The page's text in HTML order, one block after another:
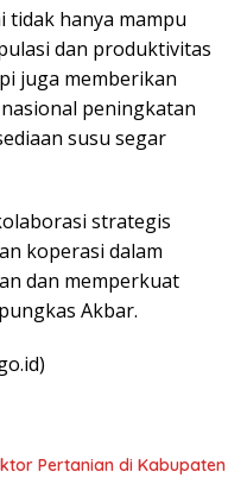
tidak hanya mampu
dan produktivitas
juga memberikan
peningkatan
susu segar
strategis
koperasi dalam
dan memperkuat
Akbar.
Pertanian di Kabupaten